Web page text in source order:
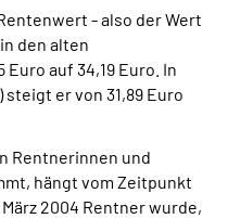
- also der Wert
den alten
Euro auf 34,19 Euro. In
er von 31,89 Euro
Rentnerinnen und
hängt vom Zeitpunkt
2004 Rentner wurde,